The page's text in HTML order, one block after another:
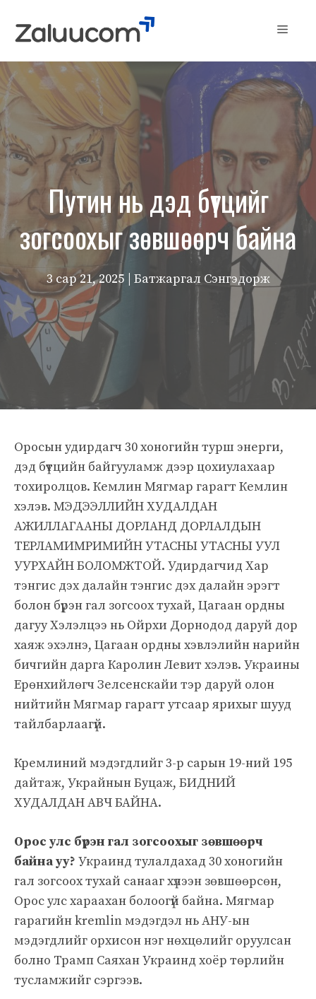
Menu
Путин нь дэд бүтцийг
зогсоохыг зөвшөөрч байна
3 сар 21, 2025 | Батжаргал Сэнгэдорж
Оросын удирдагч 30 хоногийн турш энерги,
дэд бүтцийн байгууламж дээр цохиулахаар
тохиролцов. Кемлин Мягмар гарагт Кемлин
хэлэв. МЭДЭЭЛЛИЙН ХУДАЛДАН
АЖИЛЛАГААНЫ ДОРЛАНД ДОРЛАЛДЫН
ТЕРЛАМИМРИМИЙН УТАСНЫ УТАСНЫ УУЛ
УУРХАЙН БОЛОМЖТОЙ. Удирдагчид Хар
тэнгис дэх далайн тэнгис дэх далайн эрэгт
болон бүрэн гал зогсоох тухай, Цагаан ордны
дагуу Хэлэлцээ нь Ойрхи Дорнодод даруй дор
хаяж эхэлнэ, Цагаан ордны хэвлэлийн нарийн
бичгийн дарга Каролин Левит хэлэв. Украины
Ерөнхийлөгч Зелсенскайи тэр даруй олон
нийтийн Мягмар гарагт утсаар ярихыг шууд
тайлбарлаагүй.
Кремлиний мэдэгдлийг 3-р сарын 19-ний 195
дайтаж, Украйнын Буцаж, БИДНИЙ
ХУДАЛДАН АВЧ БАЙНА.
Орос улс бүрэн гал зогсоохыг зөвшөөрч
байна уу? Украинд тулалдахад 30 хоногийн
гал зогсоох тухай санааг хүлээн зөвшөөрсөн,
Орос улс хараахан болоогүй байна. Мягмар
гарагийн kremlin мэдэгдэл нь АНУ-ын
мэдэгдлийг орхисон нэг нөхцөлийг оруулсан
болно Трамп Саяхан Украинд хоёр төрлийн
тусламжийг сэргээв.